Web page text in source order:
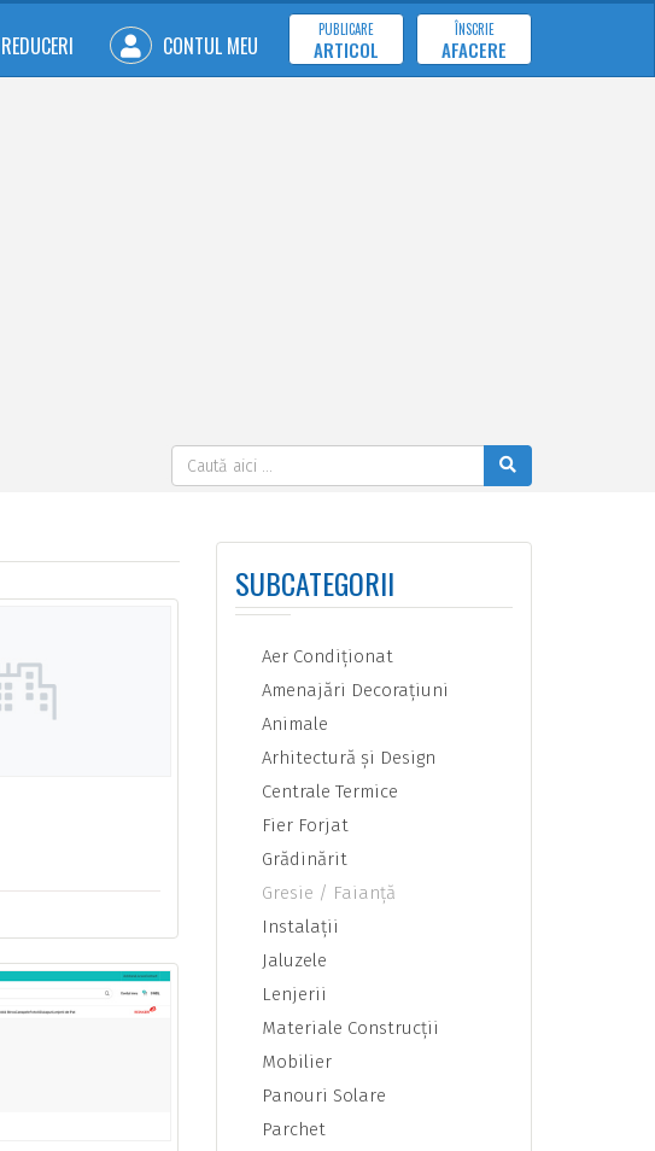
REDUCERI CONTUL MEU
PUBLICARE
ARTICOL
ÎNSCRIE
AFACERE
SUBCATEGORII
Aer Condiţionat
Amenajări Decoraţiuni
Animale
Arhitectură şi Design
Centrale Termice
Fier Forjat
Grădinărit
Gresie / Faianţă
Instalaţii
Jaluzele
Lenjerii
Materiale Construcţii
Mobilier
Panouri Solare
Parchet